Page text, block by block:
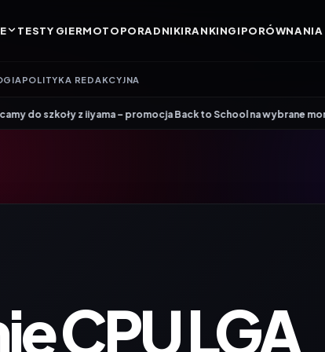
TESTY GIERMOTOPORADNIKIRANKINGIPORÓWNANIA
POLITYKA REDAKCYJNA
z iiyama – promocja Back to School na wybrane monitory•Patriot i
CPU LGA